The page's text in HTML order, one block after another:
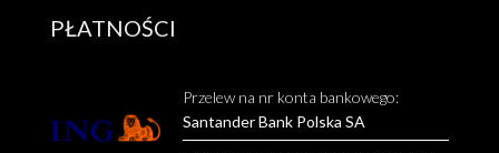
PŁATNOŚCI
Przelew na nr konta bankowego:
Santander Bank Polska SA